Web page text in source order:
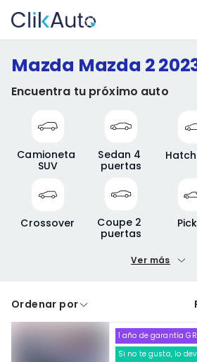
Mazda Mazda 2
Encuentra tu próximo auto
Camioneta
SUV
Sedan 4
puertas
Crossover
Coupe 2
puertas
A crédito
Cdmx y Edo Mex
Ver más
Ordenar por
1 año de garantía
Si no te gusta, lo